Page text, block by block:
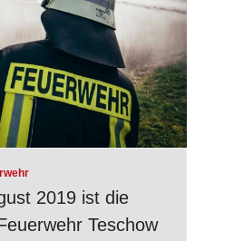
2019 ist die
Teschow